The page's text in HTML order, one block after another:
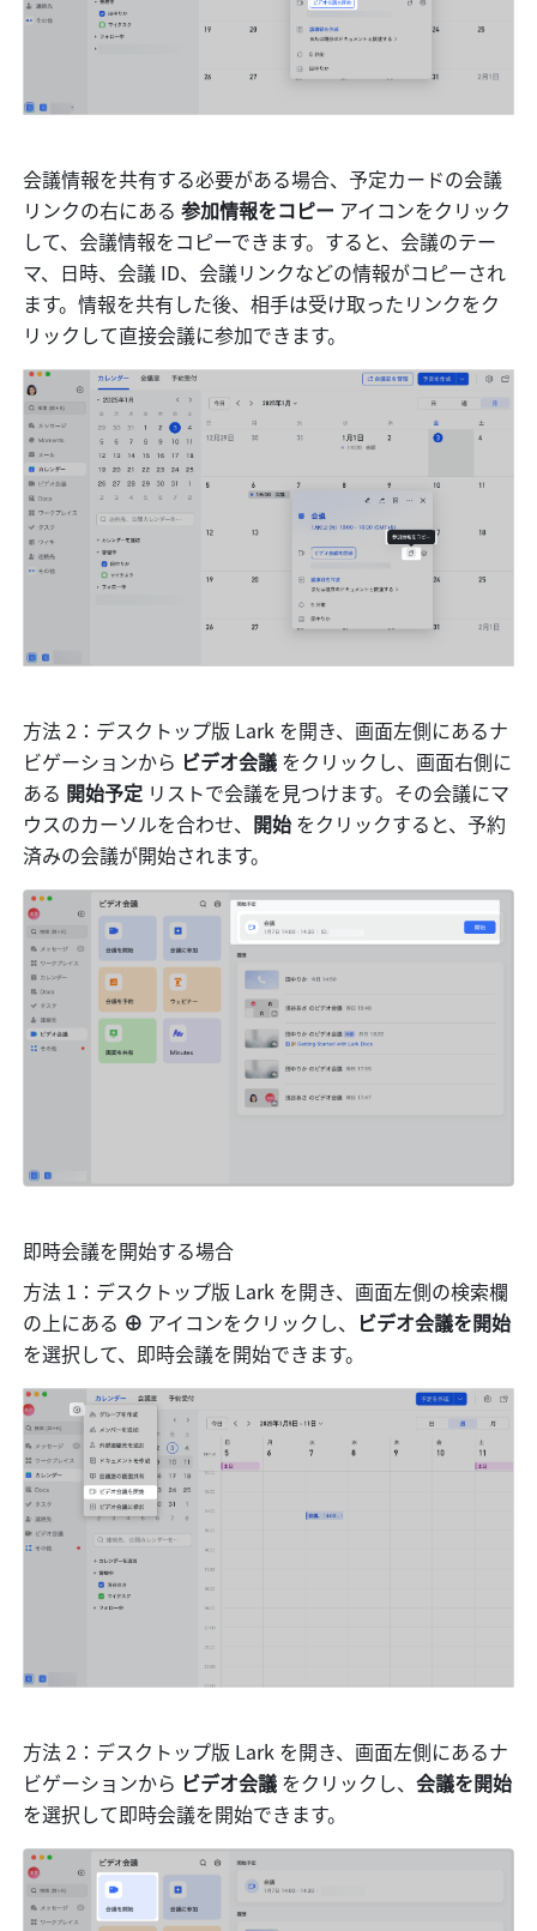
会議情報を共有する必要がある場合、予定カードの会議
リンクの右にある 参加情報をコピー アイコンをクリック
して、会議情報をコピーできます。すると、会議のテー
マ、日時、会議 ID、会議リンクなどの情報がコピーされ
ます。情報を共有した後、相手は受け取ったリンクをク
リックして直接会議に参加できます。
方法 2：デスクトップ版 Lark を開き、画面左側にあるナ
ビゲーションから ビデオ会議 をクリックし、画面右側に
ある 開始予定 リストで会議を見つけます。その会議にマ
ウスのカーソルを合わせ、 開始 をクリックすると、予約
済みの会議が開始されます。
即時会議を開始する場合
方法 1：デスクトップ版 Lark を開き、画面左側の検索欄
の上にある ⊕ アイコンをクリックし、
を選択して、即時会議を開始できます。
方法 2：デスクトップ版 Lark を開き、画面左側にあるナ
ビゲーションから ビデオ会議 をクリックし、
を選択して即時会議を開始できます。